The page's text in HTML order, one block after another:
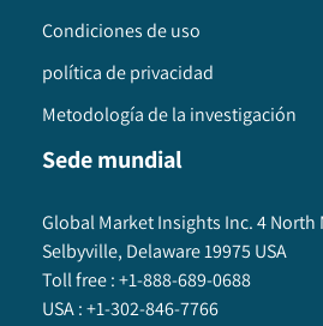
Condiciones de uso
política de privacidad
Metodología de la investigación
Sede mundial
Global Market Insights Inc. 4 North
Selbyville, Delaware 19975 USA
Toll free :+1-888-689-0688
USA :+1-302-846-7766